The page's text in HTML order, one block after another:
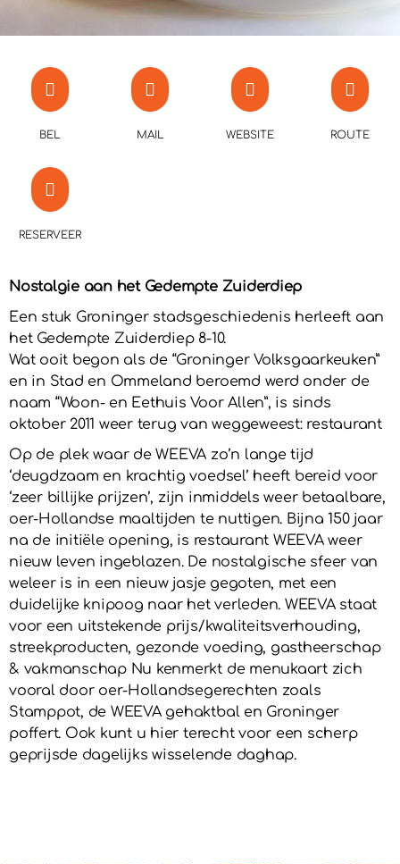
BEL MAIL WEBSITE ROUTE
RESERVEER
Nostalgie aan het Gedempte Zuiderdiep
Een stuk Groninger stadsgeschiedenis herleeft aan
het Gedempte Zuiderdiep 8-10.
Wat ooit begon als de “Groninger Volksgaarkeuken”
en in Stad en Ommeland beroemd werd onder de
naam “Woon- en Eethuis Voor Allen”, is sinds
oktober 2011 weer terug van weggeweest: restaurant
Op de plek waar de WEEVA zo’n lange tijd
‘deugdzaam en krachtig voedsel’ heeft bereid voor
‘zeer billijke prijzen’, zijn inmiddels weer betaalbare,
oer-Hollandse maaltijden te nuttigen. Bijna 150 jaar
na de initiële opening, is restaurant WEEVA weer
nieuw leven ingeblazen. De nostalgische sfeer van
weleer is in een nieuw jasje gegoten, met een
duidelijke knipoog naar het verleden. WEEVA staat
voor een uitstekende prijs/kwaliteitsverhouding,
streekproducten, gezonde voeding, gastheerschap
& vakmanschap Nu kenmerkt de menukaart zich
vooral door oer-Hollandsegerechten zoals
Stamppot, de WEEVA gehaktbal en Groninger
poffert. Ook kunt u hier terecht voor een scherp
geprijsde dagelijks wisselende daghap.